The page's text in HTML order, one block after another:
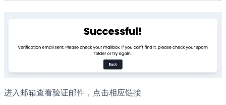
进入邮箱查看验证邮件，点击相应链接